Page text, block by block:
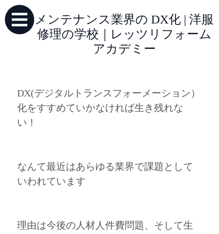
メンテナンス業界の DX化 | 洋服
修理の学校｜レッツリフォーム
アカデミー
DX(デジタルトランスフォーメーション）
化をすすめていかなければ生き残れな
い！
なんて最近はあらゆる業界で課題として
いわれています
理由は今後の人材人件費問題、そして生